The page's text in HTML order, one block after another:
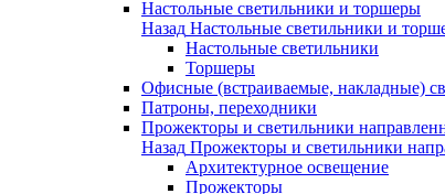
Настольные светильники и торшеры
Назад Настольные светильники и
Настольные светильники
Торшеры
Офисные (встраиваемые, накладные)
Патроны, переходники
Прожекторы и светильники
Назад Прожекторы и светильники
Архитектурное освещение
Прожекторы